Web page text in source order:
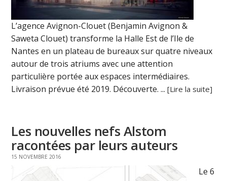
L’agence Avignon-Clouet (Benjamin Avignon &
Saweta Clouet) transforme la Halle Est de l’Ile de
Nantes en un plateau de bureaux sur quatre niveaux
autour de trois atriums avec une attention
particulière portée aux espaces intermédiaires.
Livraison prévue été 2019. Découverte. ...[Lire la suite]
Les nouvelles nefs Alstom
racontées par leurs auteurs
15 NOVEMBRE 2016
Le 6